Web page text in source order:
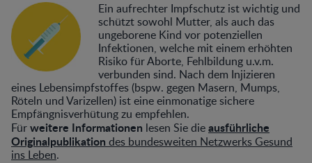
Ein aufrechter Impfschutz ist wichtig und
schützt sowohl Mutter, als auch das
ungeborene Kind vor potenziellen
Infektionen, welche mit einem erhöhten
Risiko für Aborte, Fehlbildung u.v.m.
verbunden sind. Nach dem Injizieren
eines Lebensimpfstoffes (bspw. gegen Masern, Mumps,
Röteln und Varizellen) ist eine einmonatige sichere
Empfängnisverhütung zu empfehlen.
Fürweitere Informationen lesen Sie dieausführliche
Originalpublikation des bundesweiten Netzwerks Gesund
ins Leben.